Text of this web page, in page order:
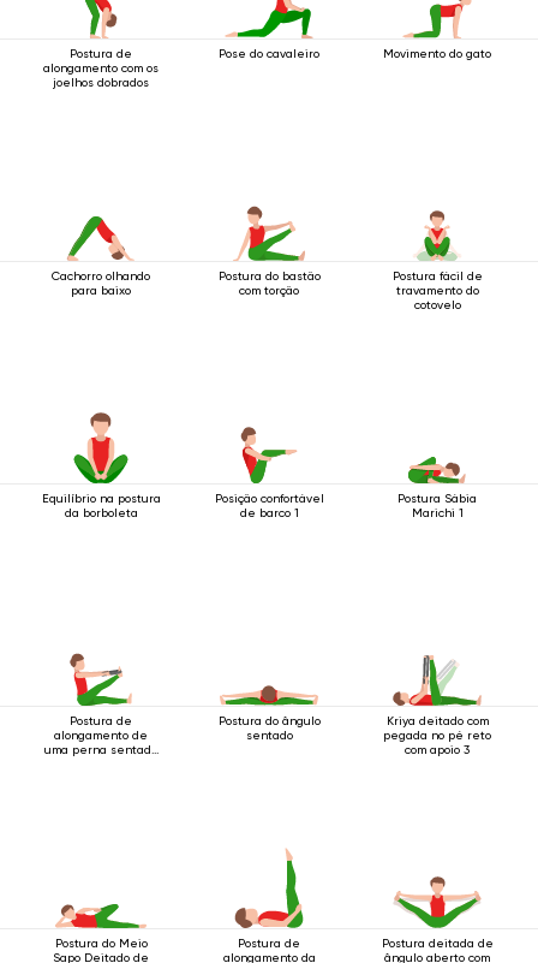
Postura de
alongamento com os
joelhos dobrados
Pose do cavaleiro Movimento do gato
Cachorro olhando
para baixo
Postura do bastão
com torção
Postura fácil de
travamento do
cotovelo
Equilíbrio na postura
da borboleta
Posição confortável
de barco 1
Postura Sábia
Marichi 1
Postura de
alongamento de
uma perna sentado
Postura do ângulo
sentado
Kriya deitado com
pegada no pé reto
com apoio 3
Postura do Meio
Sapo Deitado de
Postura de
alongamento da
Postura deitada de
ângulo aberto com